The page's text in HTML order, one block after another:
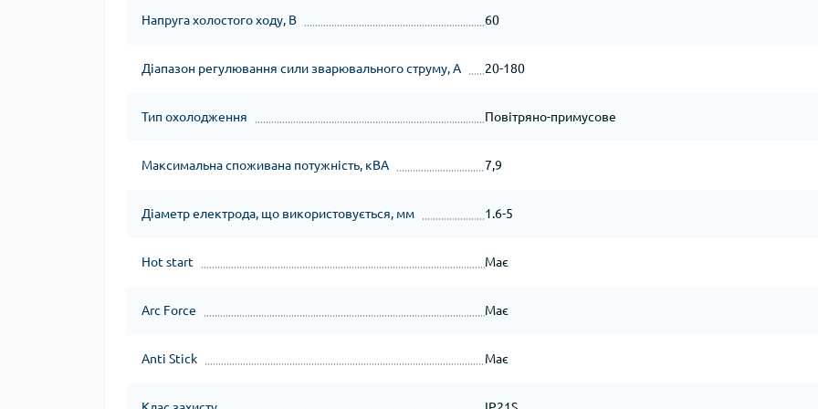
Напруга холостого ходу, В 60
Діапазон регулювання сили зварювального струму, А 20-180
Тип охолодження Повітряно-примусове
Максимальна споживана потужність, кВА 7,9
Діаметр електрода, що використовується, мм 1.6-5
Hot start Має
Arc Force Має
Anti Stick Має